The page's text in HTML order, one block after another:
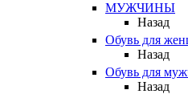
МУЖЧИНЫ
Назад
Обувь для
Назад
Обувь для
Назад